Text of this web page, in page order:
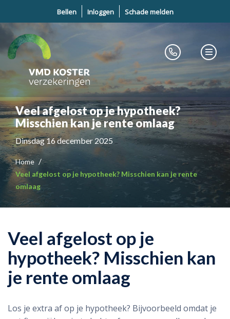
Bellen Inloggen Schade melden
Veel afgelost op je hypotheek?
Misschien kan je rente omlaag
Dinsdag 16 december 2025
Home
Veel afgelost op je hypotheek? Misschien kan je rente
omlaag
Veel afgelost op je
hypotheek? Misschien kan
je rente omlaag
Los je extra af op je hypotheek? Bijvoorbeeld omdat je